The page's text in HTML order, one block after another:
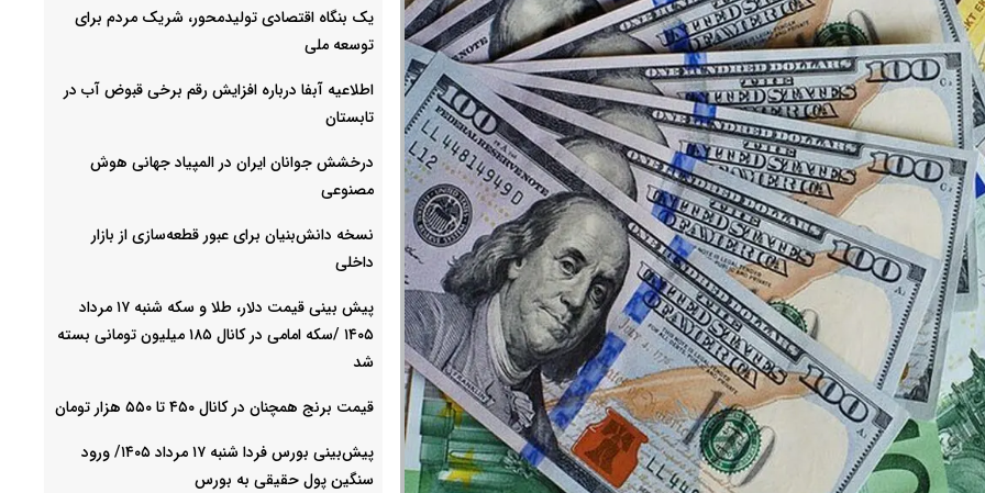
یک بنگاه اقتصادی تولیدمحور، شریک مردم برای
توسعه ملی
اطلاعیه آبفا درباره افزایش رقم برخی قبوض آب در
تابستان
درخشش جوانان ایران در المپیاد جهانی هوش
مصنوعی
نسخه دانش‌بنیان برای عبور قطعه‌سازی از بازار
داخلی
پیش ‌بینی قیمت دلار، طلا و سکه شنبه ۱۷ مرداد
۱۴۰۵ /سکه امامی در کانال ۱۸۵ میلیون تومانی بسته
شد
قیمت برنج همچنان در کانال ۴۵۰ تا ۵۵۰ هزار تومان
پیش‌بینی بورس فردا شنبه ۱۷ مرداد ۱۴۰۵/ ورود
سنگین پول حقیقی به بورس